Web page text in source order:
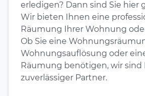
erledigen? Dann sind Sie hier
Wir bieten Ihnen eine
Räumung Ihrer Wohnung
Ob Sie eine
Wohnungsauflösung oder
Räumung benötigen, wir sind
zuverlässiger Partner.